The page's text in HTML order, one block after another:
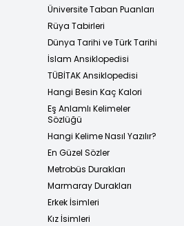
Üniversite Taban Puanları
Rüya Tabirleri
Dünya Tarihi ve Türk Tarihi
İslam Ansiklopedisi
TÜBİTAK Ansiklopedisi
Hangi Besin Kaç Kalori
Eş Anlamlı Kelimeler
Sözlüğü
Hangi Kelime Nasıl Yazılır?
En Güzel Sözler
Metrobüs Durakları
Marmaray Durakları
Erkek İsimleri
Kız İsimleri